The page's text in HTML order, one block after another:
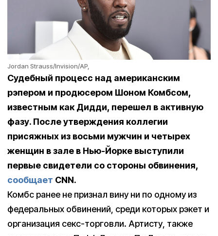
Jordan Strauss/Invision/AP,
Судебный процесс над американским
рэпером и продюсером Шоном Комбсом,
известным как Дидди, перешел в активную
фазу. После утверждения коллегии
присяжных из восьми мужчин и четырех
женщин в зале в Нью-Йорке выступили
первые свидетели со стороны обвинения,
сообщает CNN.
Комбс ранее не признал вину ни по одному из
федеральных обвинений, среди которых рэкет и
организация секс-торговли. Артисту, также